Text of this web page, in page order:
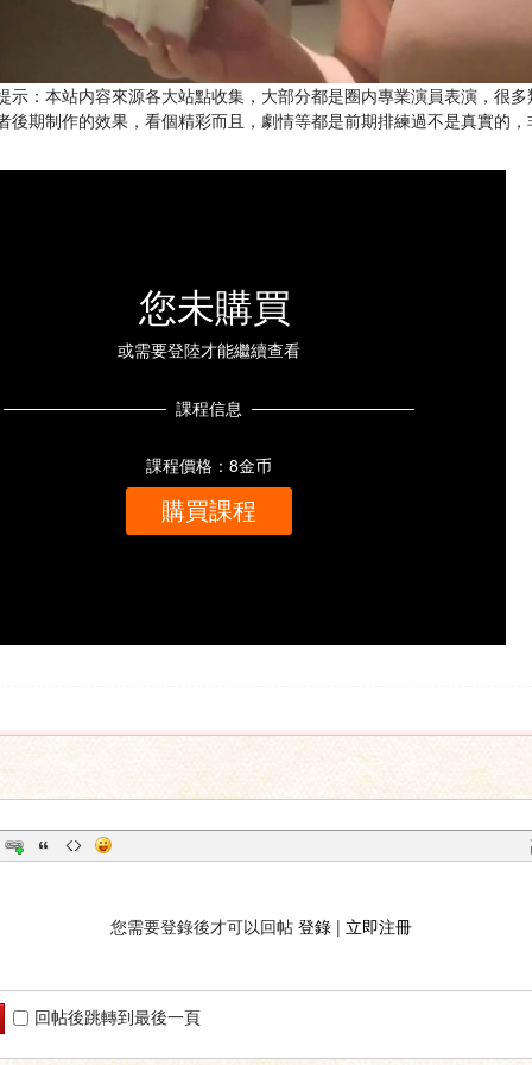
示：本站内容來源各大站點收集，大部分都是圈内專業演員表演，很
後期制作的效果，看個精彩而且，劇情等都是前期排練過不是真實的
您未購買
或需要登陸才能繼續查看
課程信息
課程價格：8金币
購買課程
您需要登錄後才可以回帖 登錄| 立即注冊
回帖後跳轉到最後一頁